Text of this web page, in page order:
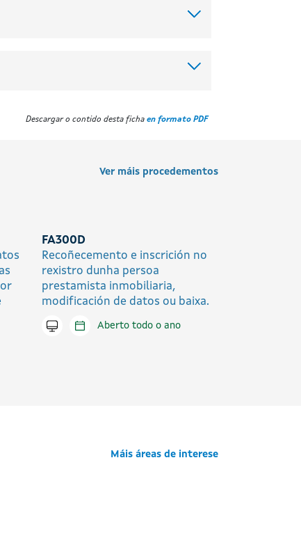
Descargar o contido desta ficha en formato PDF
Ver máis procedementos
FA300D
Recoñecemento e inscrición no
rexistro dunha persoa
prestamista inmobiliaria,
modificación de datos ou baixa.
Tramitar en liñaAberto todo o ano
Máis áreas de interese